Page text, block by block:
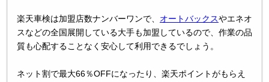
楽天車検は加盟店数ナンバーワンで、 オートバックス やエネオ
スなどの全国展開している大手も加盟しているので、作業の品
質も心配することなく安心して利用できるでしょう。
ネット割で最大66％OFFになったり、楽天ポイントがもらえ